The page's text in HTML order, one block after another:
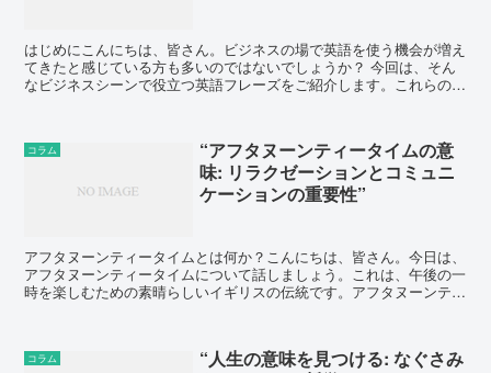
はじめにこんにちは、皆さん。ビジネスの場で英語を使う機会が増え
てきたと感じている方も多いのではないでしょうか？ 今回は、そん
なビジネスシーンで役立つ英語フレーズをご紹介します。これらのフ
コラム
“アフタヌーンティータイムの意
味: リラクゼーションとコミュニ
ケーションの重要性”
アフタヌーンティータイムとは何か？こんにちは、皆さん。今日は、
アフタヌーンティータイムについて話しましょう。これは、午後の一
時を楽しむための素晴らしいイギリスの伝統です。アフタヌーンティ
コラム
“人生の意味を見つける: なぐさみ